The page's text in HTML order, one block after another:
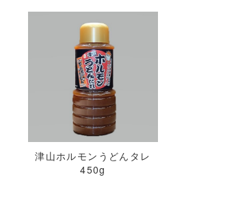
津山ホルモンうどんタレ
450g